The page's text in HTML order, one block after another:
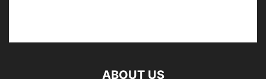
ABOUT US